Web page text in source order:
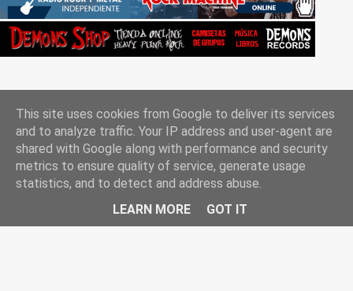
Con la tecnología de Blogger
Rockgle.es 2010-2025
This site uses cookies from Google to deliver its services
and to analyze traffic. Your IP address and user-agent are
shared with Google along with performance and security
metrics to ensure quality of service, generate usage
statistics, and to detect and address abuse.
LEARN MORE
GOT IT